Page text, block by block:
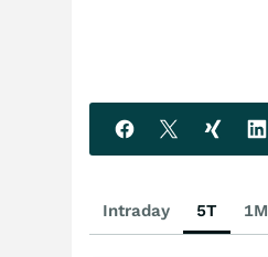
Intraday 5T 1M